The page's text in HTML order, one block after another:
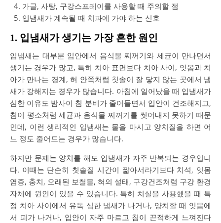
가글, 사탕, 구강스프레이를 사용할 때 주의할 점
입냄새가 계속될 때 치과에 가야 하는 신호
1. 입냄새가 생기는 가장 흔한 원인
입냄새는 대부분 입안에서 음식물 찌꺼기와 세균이 만나면서
생기는 경우가 많고, 특히 치아 표면보다 치아 사이, 잇몸과 치
아가 만나는 경계, 혀 안쪽처럼 칫솔이 잘 닿지 않는 곳에서 냄
새가 강해지는 경우가 많습니다. 아침에 일어났을 때 입냄새가
심한 이유도 밤사이 침 분비가 줄어들면서 입안이 건조해지고,
침이 평소처럼 세균과 음식물 찌꺼기를 씻어내지 못하기 때문
인데, 이런 생리적인 입냄새는 물을 마시고 양치질을 하면 어
느 정도 줄어드는 경우가 많습니다.
하지만 문제는 양치를 해도 입냄새가 자주 반복되는 경우입니
다. 이때는 단순히 칫솔질 시간이 짧아서라기보다 치석, 잇몸
염증, 충치, 오래된 보철물, 혀의 설태, 구강건조처럼 구강 환경
자체에 원인이 있을 수 있습니다. 특히 치실을 사용했을 때 특
정 치아 사이에서 유독 심한 냄새가 나거나, 양치할 때 잇몸에
서 피가 나거나, 입안이 자주 마르고 침이 끈적하게 느껴진다